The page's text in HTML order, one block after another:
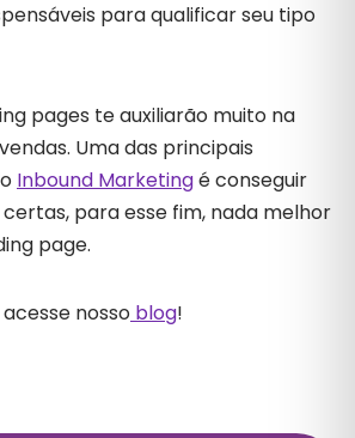
para qualificar seu tipo
pages te auxiliarão muito na
Uma das principais
Inbound Marketingé conseguir
para esse fim, nada melhor
page.
nosso blog!